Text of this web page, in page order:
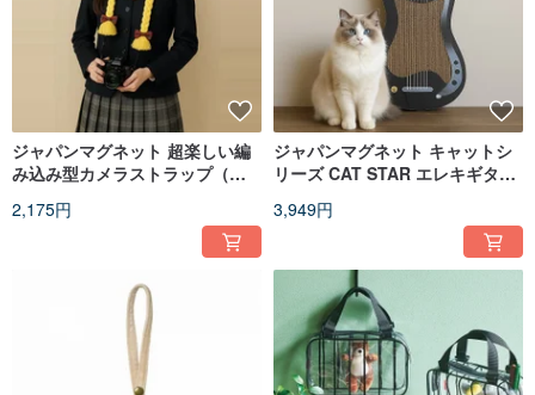
ジャパンマグネット 超楽しい編
み込み型カメラストラップ（ゴ
2,175円
ジャパンマグネット キャットシ
リーズ CAT STAR エレキギター
ラッチボード
3,949円